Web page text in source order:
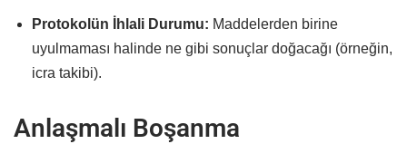
Protokolün İhlali Durumu: Maddelerden birine
uyulmaması halinde ne gibi sonuçlar doğacağı (örneğin,
icra takibi).
Anlaşmalı Boşanma